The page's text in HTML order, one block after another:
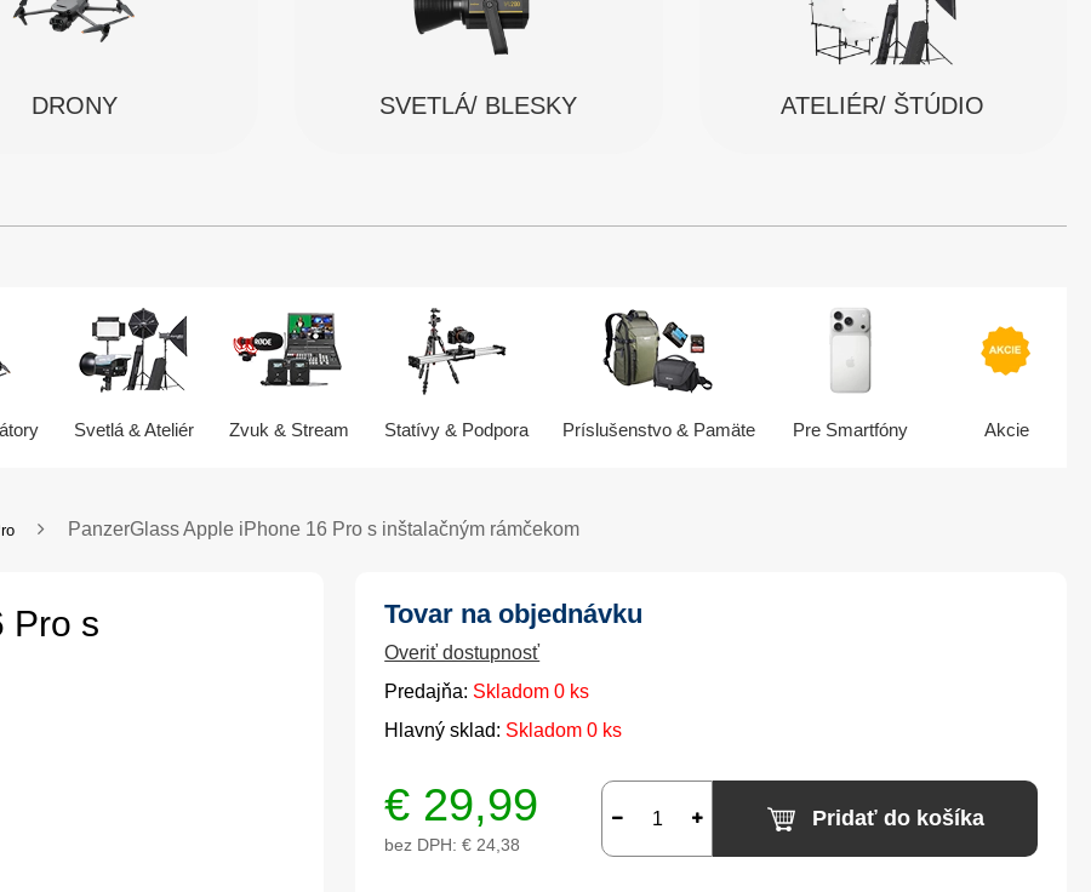
DRONY SVETLÁ/ BLESKY ATELIÉR/ ŠTÚDIO
Svetlá & Ateliér Zvuk & Stream Statívy & Podpora Príslušenstvo & Pamäte Pre Smartfóny Akcie
PanzerGlass Apple iPhone 16 Pro s inštalačným rámčekom
Pro s
Tovar na objednávku
Overiť dostupnosť
Predajňa: Skladom 0 ks
Hlavný sklad: Skladom 0 ks
€ 29,99
bez DPH: € 24,38
Pridať do košíka